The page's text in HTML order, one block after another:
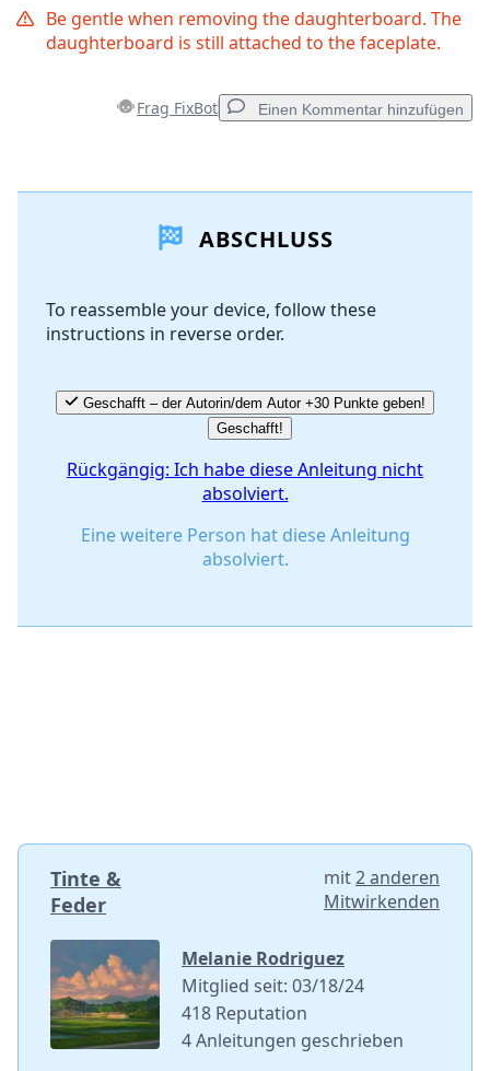
Be gentle when removing the daughterboard. The
daughterboard is still attached to the faceplate.
Frag FixBot Einen Kommentar hinzufügen
Kommentar hinzufügen
Abbrechen
ABSCHLUSS
To reassemble your device, follow these
instructions in reverse order.
Geschafft – der Autorin/dem Autor +30 Punkte geben!
Geschafft!
Rückgängig: Ich habe diese Anleitung nicht
absolviert.
Eine weitere Person hat diese Anleitung
absolviert.
Tinte &
Feder
mit2 anderen
Mitwirkenden
Melanie Rodriguez
Mitglied seit: 03/18/24
418 Reputation
4 Anleitungen geschrieben